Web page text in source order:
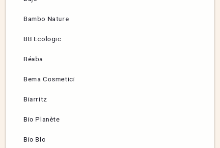
Bambo Nature
BB Ecologic
Béaba
Bema Cosmetici
Biarritz
Bio Planète
Bio Blo